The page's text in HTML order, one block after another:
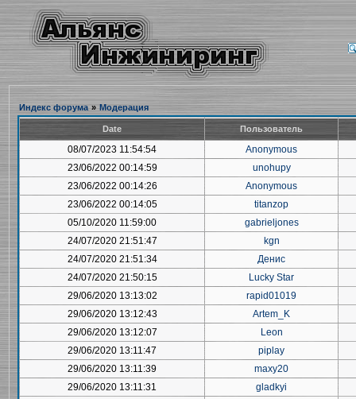
Индекс форума » Модерация
Date Пользователь
08/07/2023 11:54:54
Anonymous
23/06/2022 00:14:59
unohupy
23/06/2022 00:14:26
Anonymous
23/06/2022 00:14:05
titanzop
05/10/2020 11:59:00
gabrieljones
24/07/2020 21:51:47
kgn
24/07/2020 21:51:34
Денис
24/07/2020 21:50:15
Lucky Star
29/06/2020 13:13:02
rapid01019
29/06/2020 13:12:43
Artem_K
29/06/2020 13:12:07
Leon
29/06/2020 13:11:47
piplay
29/06/2020 13:11:39
maxy20
29/06/2020 13:11:31
gladkyi